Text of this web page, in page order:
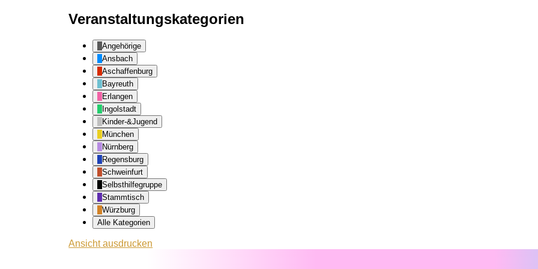
Veranstaltungskategorien
Angehörige
Ansbach
Aschaffenburg
Bayreuth
Erlangen
Ingolstadt
Kinder-&Jugend
München
Nürnberg
Regensburg
Schweinfurt
Selbsthilfegruppe
Stammtisch
Würzburg
Alle Kategorien
Ansichtausdrucken